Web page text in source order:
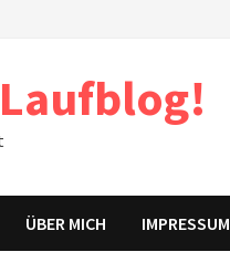
ÜBER MICH IMPRESSUM